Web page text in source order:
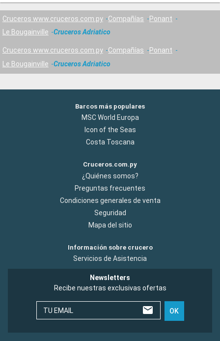
Cruceros www.cruceros.com.py Compañías
Ponant
Le Bougainville
Cruceros Adriatico
Cruceros www.cruceros.com.py Compañías
Ponant
Le Bougainville
Cruceros Adriatico
Barcos más populares
MSC World Europa
Icon of the Seas
Costa Toscana
Cruceros.com.py
¿Quiénes somos?
Preguntas frecuentes
Condiciones generales de venta
Seguridad
Mapa del sitio
Información sobre crucero
Servicios de Asistencia
Newsletters
Recibe nuestras exclusivas ofertas
TU EMAIL OK